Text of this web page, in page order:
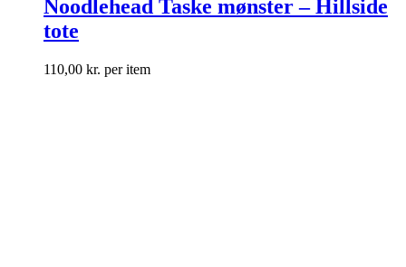
Noodlehead Taske mønster – Hillside
tote
110,00 kr. per item